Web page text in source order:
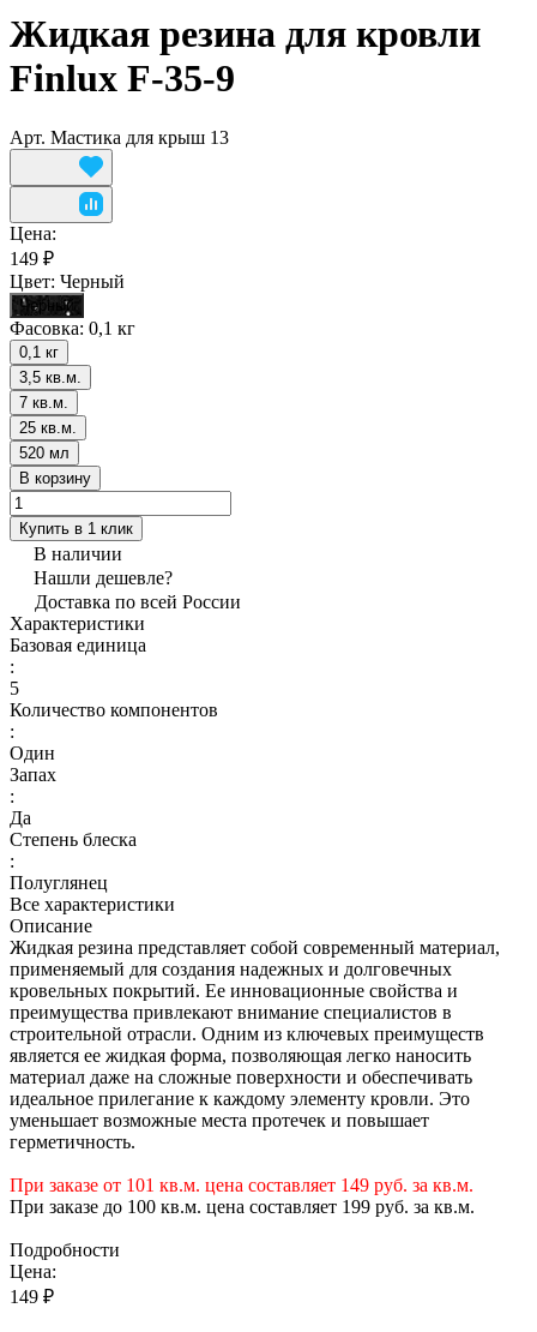
Жидкая резина для кровли
Finlux F-35-9
Арт. Мастика для крыш 13
Цена:
149 ₽
Цвет: Черный
Черный
Фасовка: 0,1 кг
0,1 кг
3,5 кв.м.
7 кв.м.
25 кв.м.
520 мл
В корзину
Купить в 1 клик
В наличии
Нашли дешевле?
Доставка по всей России
Характеристики
Базовая единица
:
5
Количество компонентов
:
Один
Запах
:
Да
Степень блеска
:
Полуглянец
Все характеристики
Описание
Жидкая резина представляет собой современный материал,
применяемый для создания надежных и долговечных
кровельных покрытий. Ее инновационные свойства и
преимущества привлекают внимание специалистов в
строительной отрасли. Одним из ключевых преимуществ
является ее жидкая форма, позволяющая легко наносить
материал даже на сложные поверхности и обеспечивать
идеальное прилегание к каждому элементу кровли. Это
уменьшает возможные места протечек и повышает
герметичность.
При заказе от 101 кв.м. цена составляет 149 руб. за кв.м.
При заказе до 100 кв.м. цена составляет 199 руб. за кв.м.
Подробности
Цена:
149 ₽